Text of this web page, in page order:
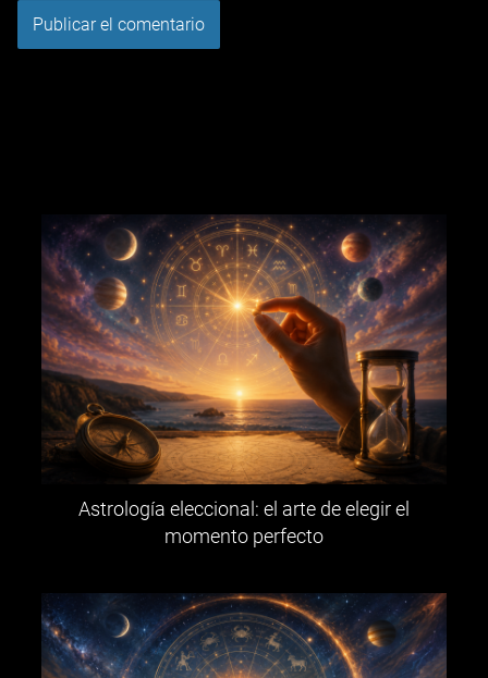
Astrología eleccional: el arte de elegir el
momento perfecto